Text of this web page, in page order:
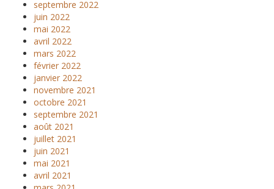
septembre 2022
juin 2022
mai 2022
avril 2022
mars 2022
février 2022
janvier 2022
novembre 2021
octobre 2021
septembre 2021
août 2021
juillet 2021
juin 2021
mai 2021
avril 2021